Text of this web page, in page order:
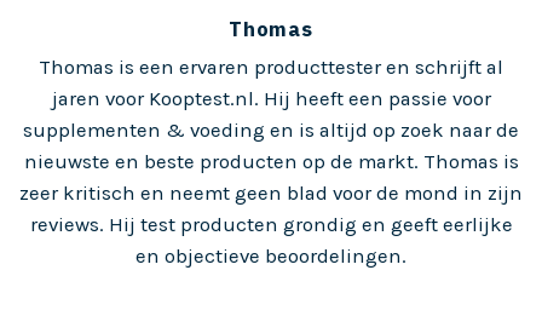
Thomas
Thomas is een ervaren producttester en schrijft al
jaren voor Kooptest.nl. Hij heeft een passie voor
supplementen & voeding en is altijd op zoek naar de
nieuwste en beste producten op de markt. Thomas is
zeer kritisch en neemt geen blad voor de mond in zijn
reviews. Hij test producten grondig en geeft eerlijke
en objectieve beoordelingen.